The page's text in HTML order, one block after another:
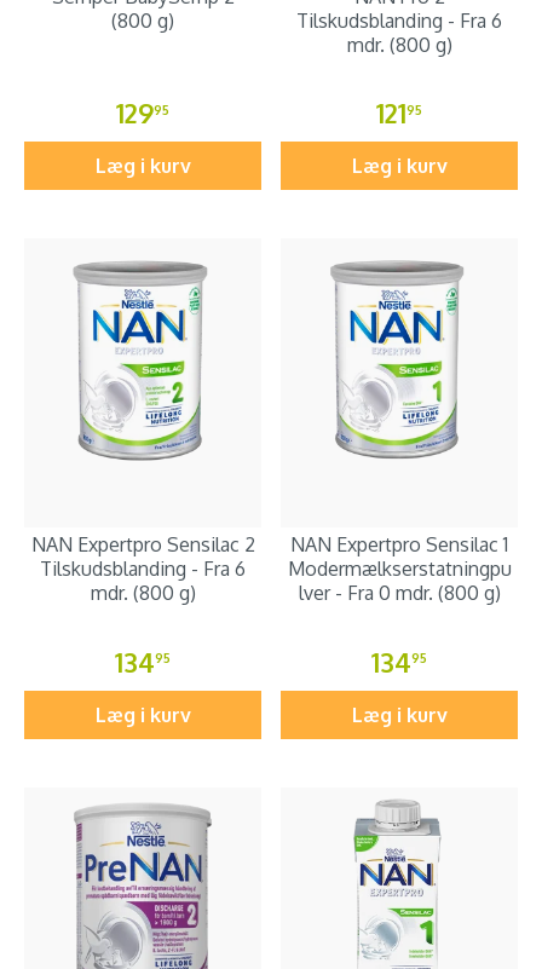
(800 g)
12995
Læg i kurv
Tilskudsblanding - Fra 6
mdr. (800 g)
12195
Læg i kurv
NAN Expertpro Sensilac 2
Tilskudsblanding - Fra 6
mdr. (800 g)
13495
Læg i kurv
NAN Expertpro Sensilac 1
Modermælkserstatningpu
lver - Fra 0 mdr. (800 g)
13495
Læg i kurv